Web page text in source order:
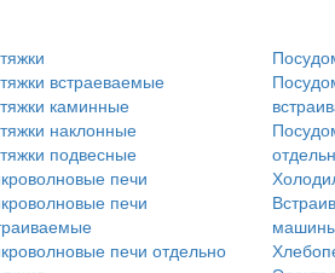
встраеваемые
каминные
наклонные
подвесные
печи
печи
печи отдельно